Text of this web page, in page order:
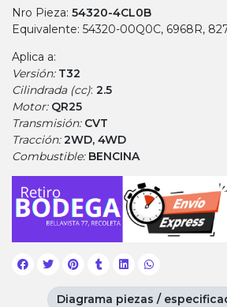
Nro Pieza: 54320-4CL0B
Equivalente: 54320-00Q0C, 6968R,
Aplica a:
Versión: T32
Cilindrada (cc): 2.5
Motor: QR25
Transmisión: CVT
Tracción:2WD, 4WD
Combustible: BENCINA
Diagrama piezas /